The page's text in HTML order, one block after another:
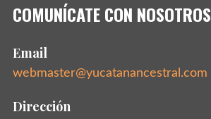
COMUNÍCATE CON NOSOTROS
Email
webmaster@yucatanancestral.com
Dirección